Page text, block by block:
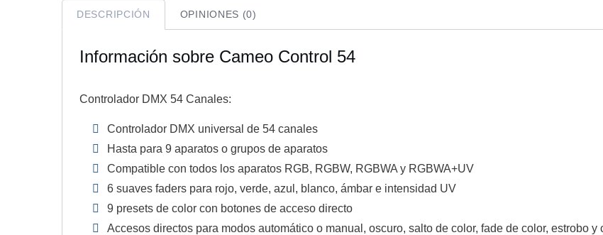
DESCRIPCIÓN OPINIONES (0)
Información sobre Cameo Control 54
Controlador DMX 54 Canales:
Controlador DMX universal de 54 canales
Hasta para 9 aparatos o grupos de aparatos
Compatible con todos los aparatos RGB, RGBW, RGBWA y RGBWA+UV
6 suaves faders para rojo, verde, azul, blanco, ámbar e intensidad UV
9 presets de color con botones de acceso directo
Accesos directos para modos automático o manual, oscuro, salto de color, fade de color, estrobo